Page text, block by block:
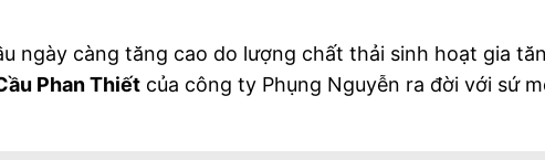
ngày càng tăng cao do lượng chất thải sinh hoạt gia
Phan Thiết của công ty Phụng Nguyễn ra đời với sứ